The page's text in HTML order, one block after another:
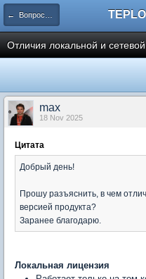
← Вопросы и ответы пользователей
Отличия локальной и
max
18 Nov 2025
Цитата
Добрый день!
Прошу разъяснить, в чем
версией продукта?
Заранее благодарю.
Локальная лицензия